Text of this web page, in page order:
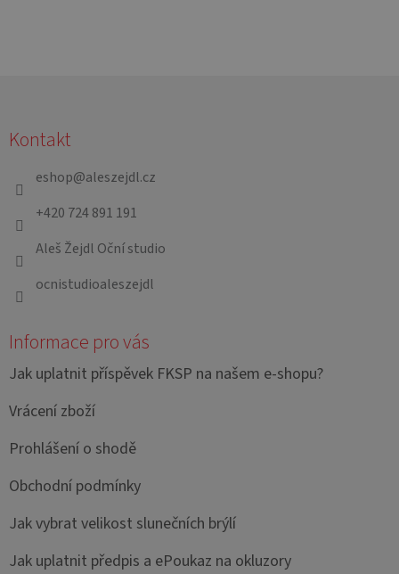
Kontakt
eshop@aleszejdl.cz
+420 724 891 191
Aleš Žejdl Oční studio
ocnistudioaleszejdl
Informace pro vás
Jak uplatnit příspěvek FKSP na našem e-shopu?
Vrácení zboží
Prohlášení o shodě
Obchodní podmínky
Jak vybrat velikost slunečních brýlí
Jak uplatnit předpis a ePoukaz na okluzory